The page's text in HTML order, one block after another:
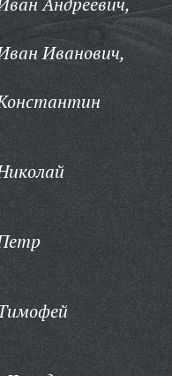
Иванович,